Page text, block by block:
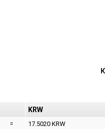
KRW
=
17.5020 KRW